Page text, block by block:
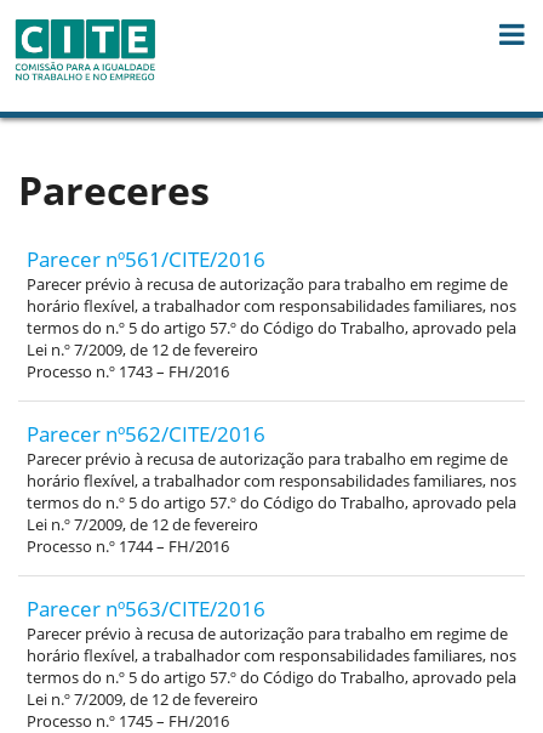
Pareceres
Parecer nº561/CITE/2016
Parecer prévio à recusa de autorização para trabalho em regime de
horário flexível, a trabalhador com responsabilidades familiares, nos
termos do n.º 5 do artigo 57.º do Código do Trabalho, aprovado pela
Lei n.º 7/2009, de 12 de fevereiro
Processo n.º 1743 – FH/2016
Parecer nº562/CITE/2016
Parecer prévio à recusa de autorização para trabalho em regime de
horário flexível, a trabalhador com responsabilidades familiares, nos
termos do n.º 5 do artigo 57.º do Código do Trabalho, aprovado pela
Lei n.º 7/2009, de 12 de fevereiro
Processo n.º 1744 – FH/2016
Parecer nº563/CITE/2016
Parecer prévio à recusa de autorização para trabalho em regime de
horário flexível, a trabalhador com responsabilidades familiares, nos
termos do n.º 5 do artigo 57.º do Código do Trabalho, aprovado pela
Lei n.º 7/2009, de 12 de fevereiro
Processo n.º 1745 – FH/2016